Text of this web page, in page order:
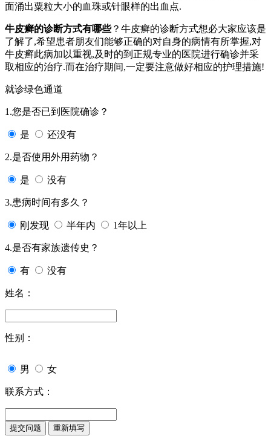
面涌出粟粒大小的血珠或针眼样的出血点.
牛皮癣的诊断方式有哪些？牛皮癣的诊断方式想必大家应该是
了解了,希望患者朋友们能够正确的对自身的病情有所掌握,对
牛皮癣此病加以重视,及时的到正规专业的医院进行确诊并采
取相应的治疗.而在治疗期间,一定要注意做好相应的护理措施!
就诊绿色通道
1.您是否已到医院确诊？
是 还没有
2.是否使用外用药物？
是 没有
3.患病时间有多久？
刚发现 半年内 1年以上
4.是否有家族遗传史？
有 没有
姓名：
性别：
男 女
联系方式：